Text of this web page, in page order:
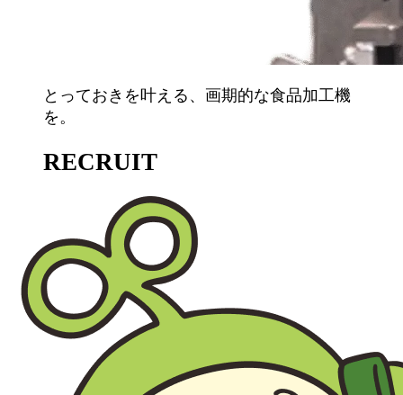
とっておきを叶える、画期的な食品加工機
を。
RECRUIT